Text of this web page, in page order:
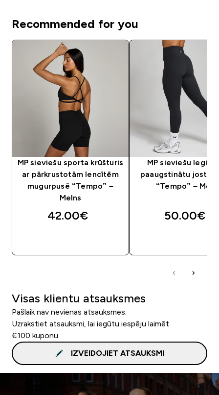
Recommended for you
MP sieviešu sporta krūšturis
ar pārkrustotām lencītēm
mugurpusē “Tempo” –
Melns
42.00€‎
MP sieviešu
paaugstinātu
“Tempo” – Melni
50.00€‎
Visas klientu atsauksmes
Pašlaik nav nevienas atsauksmes.
Uzrakstiet atsauksmi, lai iegūtu iespēju laimēt
€100 kuponu.
IZVEIDOJIET ATSAUKSMI